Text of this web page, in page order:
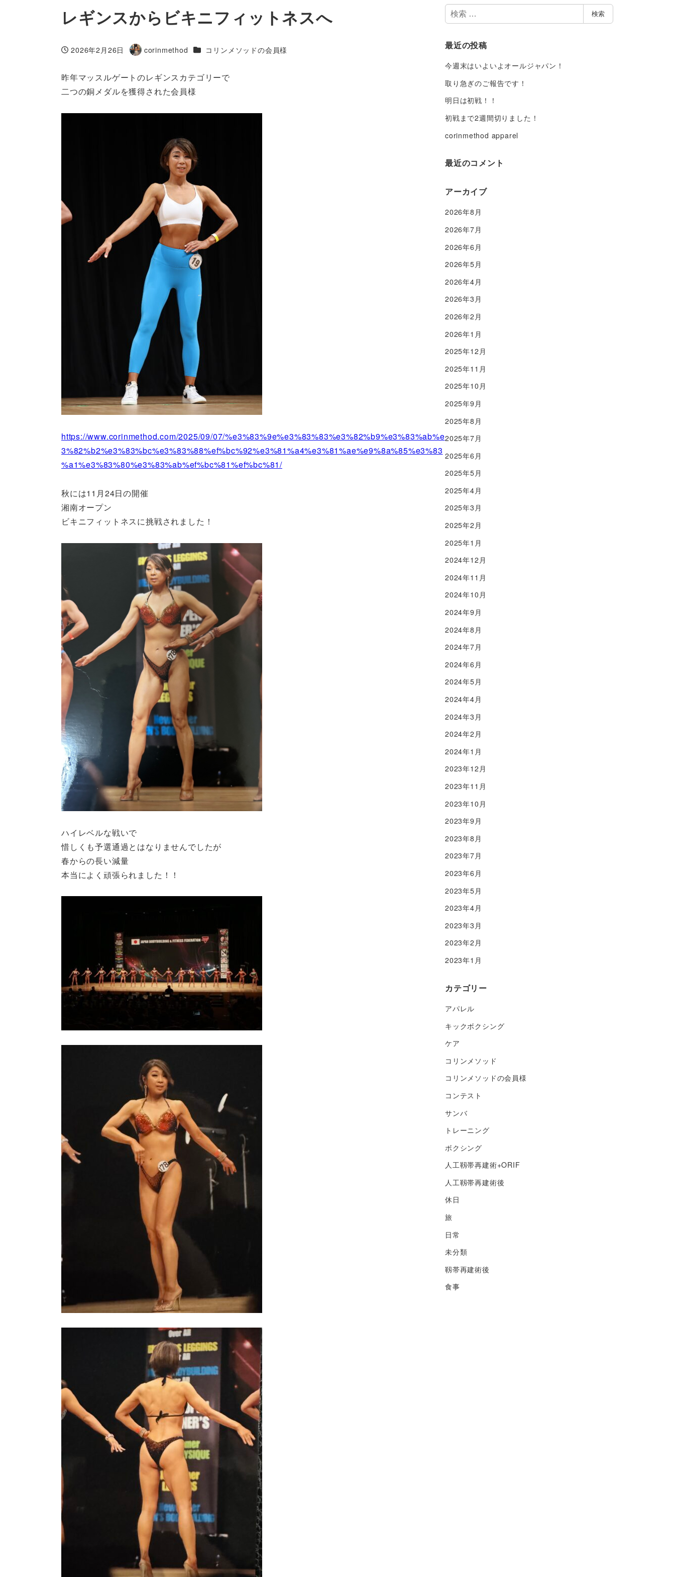
レギンスからビキニフィットネスへ
投稿日
2026年2月26日
著
corinmethod カテゴリー
コリンメソッドの会員様
昨年マッスルゲートのレギンスカテゴリーで
二つの銅メダルを獲得された会員様
https://www.corinmethod.com/2025/09/07/%e3%83%9e%e3%83%83%e3%82%b9%e3%83%ab%e
3%82%b2%e3%83%bc%e3%83%88%ef%bc%92%e3%81%a4%e3%81%ae%e9%8a%85%e3%83
%a1%e3%83%80%e3%83%ab%ef%bc%81%ef%bc%81/
秋には11月24日の開催
湘南オープン
ビキニフィットネスに挑戦されました！
ハイレベルな戦いで
惜しくも予選通過とはなりませんでしたが
春からの長い減量
本当によく頑張られました！！
検
索
検索
最近の投稿
今週末はいよいよオールジャパン！
取り急ぎのご報告です！
明日は初戦！！
初戦まで2週間切りました！
corinmethod apparel
最近のコメント
アーカイブ
2026年8月
2026年7月
2026年6月
2026年5月
2026年4月
2026年3月
2026年2月
2026年1月
2025年12月
2025年11月
2025年10月
2025年9月
2025年8月
2025年7月
2025年6月
2025年5月
2025年4月
2025年3月
2025年2月
2025年1月
2024年12月
2024年11月
2024年10月
2024年9月
2024年8月
2024年7月
2024年6月
2024年5月
2024年4月
2024年3月
2024年2月
2024年1月
2023年12月
2023年11月
2023年10月
2023年9月
2023年8月
2023年7月
2023年6月
2023年5月
2023年4月
2023年3月
2023年2月
2023年1月
カテゴリー
アパレル
キックボクシング
ケア
コリンメソッド
コリンメソッドの会員様
コンテスト
サンバ
トレーニング
ボクシング
人工靱帯再建術+ORIF
人工靱帯再建術後
休日
旅
日常
未分類
靱帯再建術後
食事